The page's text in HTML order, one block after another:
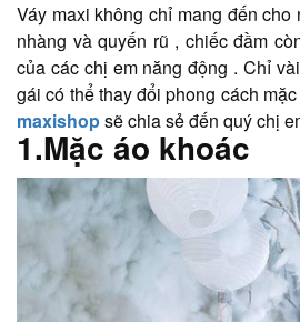
Váy maxi không chỉ mang đến
nhàng và quyến rũ , chiếc đầm
của các chị em năng động . Chỉ
gái có thể thay đổi phong cách
maxishopsẽ chia sẻ đến quý chị
1.Mặc áo khoác